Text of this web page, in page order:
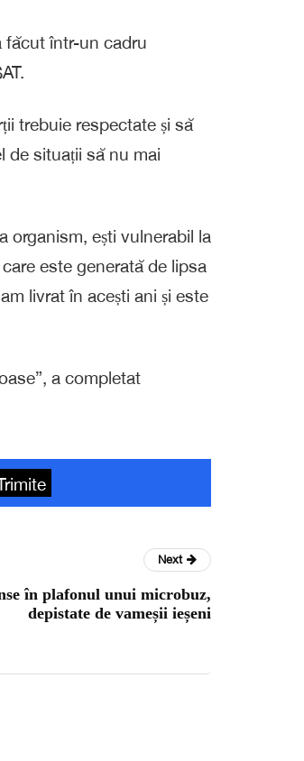
făcut într-un cadru
trebuie respectate și să
de situații să nu mai
organism, ești vulnerabil la
este generată de lipsa
livrat în acești ani și este
a completat
Next
în plafonul unui microbuz,
depistate de vameșii ieșeni